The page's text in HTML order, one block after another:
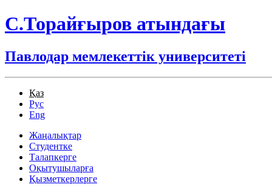
С.Торайғыров атындағы
Павлодар мемлекеттік университеті
Қаз
Рус
Eng
Жаңалықтар
Студентке
Талапкерге
Оқытушыларға
Қызметкерлерге